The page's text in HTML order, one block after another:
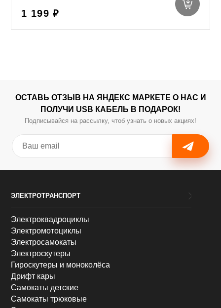
1 199 ₽
ОСТАВЬ ОТЗЫВ НА ЯНДЕКС МАРКЕТЕ О НАС И
ПОЛУЧИ USB КАБЕЛЬ В ПОДАРОК!
Подписывайся на рассылку, чтоб узнать о новых акциях!
ЭЛЕКТРОТРАНСПОРТ
Электроквадроциклы
Электромотоциклы
Электросамокаты
Электроскутеры
Гироскутеры и моноколёса
Дрифт кары
Самокаты детские
Самокаты трюковые